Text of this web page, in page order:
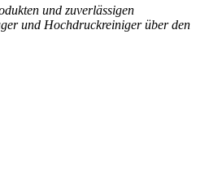
und zuverlässigen
und Hochdruckreiniger über den